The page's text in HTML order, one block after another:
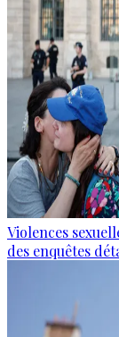
Violences
des enquêtes